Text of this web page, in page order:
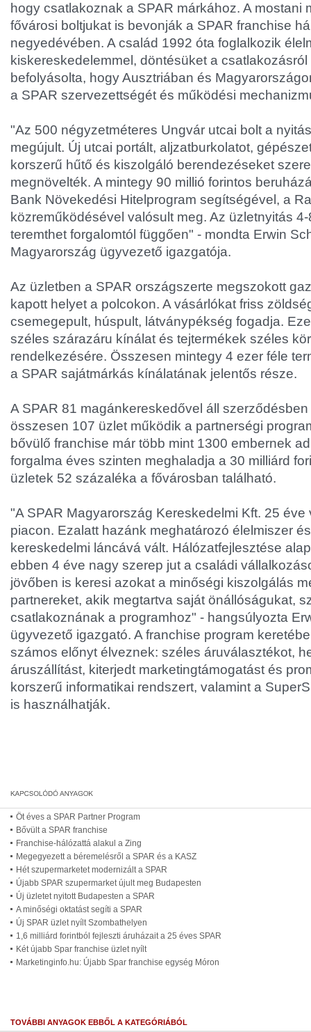
hogy csatlakoznak a SPAR márkához. A mostani
fővárosi boltjukat is bevonják a SPAR franchise
negyedévében. A család 1992 óta foglalkozik
kiskereskedelemmel, döntésüket a
befolyásolta, hogy Ausztriában és
a SPAR szervezettségét és működési
"Az 500 négyzetméteres Ungvár utcai bolt a
megújult. Új utcai portált, aljzatburkolatot,
korszerű hűtő és kiszolgáló berendezéseket
megnövelték. A mintegy 90 millió forintos
Bank Növekedési Hitelprogram segítségével, a
közreműködésével valósult meg. Az üzletnyitás
teremthet forgalomtól függően" - mondta Erwin
Magyarország ügyvezető igazgatója.
Az üzletben a SPAR országszerte megszokott
kapott helyet a polcokon. A vásárlókat friss
csemegepult, húspult, látványpékség fogadja.
széles szárazáru kínálat és tejtermékek széles
rendelkezésére. Összesen mintegy 4 ezer féle
a SPAR sajátmárkás kínálatának jelentős része.
A SPAR 81 magánkereskedővel áll
összesen 107 üzlet működik a partnerségi
bővülő franchise már több mint 1300 embernek
forgalma éves szinten meghaladja a 30 milliárd
üzletek 52 százaléka a fővárosban található.
"A SPAR Magyarország Kereskedelmi Kft. 25 éve
piacon. Ezalatt hazánk meghatározó élelmiszer
kereskedelmi láncává vált. Hálózatfejlesztése
ebben 4 éve nagy szerep jut a családi
jövőben is keresi azokat a minőségi kiszolgálás
partnereket, akik megtartva saját önállóságukat,
csatlakoznának a programhoz" - hangsúlyozta
ügyvezető igazgató. A franchise program
számos előnyt élveznek: széles áruválasztékot,
áruszállítást, kiterjedt marketingtámogatást és
korszerű informatikai rendszert, valamint a
is használhatják.
Öt éves a SPAR Partner Program
Bővült a SPAR franchise
Franchise-hálózattá alakul a Zing
Megegyezett a béremelésről a SPAR és a KASZ
Hét szupermarketet modernizált a SPAR
Újabb SPAR szupermarket újult meg Budapesten
Új üzletet nyitott Budapesten a SPAR
A minőségi oktatást segíti a SPAR
Új SPAR üzlet nyílt Szombathelyen
1,6 milliárd forintból fejleszti áruházait a 25 éves SPAR
Két újabb Spar franchise üzlet nyílt
Marketinginfo.hu: Újabb Spar franchise egység Móron
TOVÁBBI ANYAGOK EBBŐL A KATEGÓRIÁBÓL